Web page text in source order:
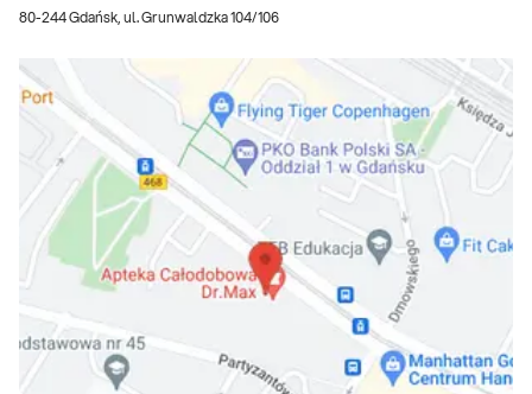
80-244 Gdańsk, ul. Grunwaldzka 104/106